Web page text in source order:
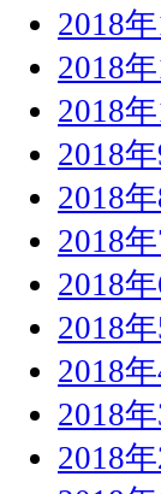
2018年
2018年
2018年
2018年
2018年
2018年
2018年
2018年
2018年
2018年
2018年